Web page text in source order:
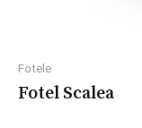
Fotele
Fotel Scalea